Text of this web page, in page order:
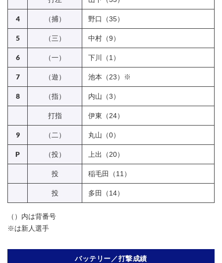
4 （捕） 野口（35）
5 （三） 中村（9）
6 （一） 下川（1）
7 （遊） 池本（23）※
8 （指） 内山（3）
打指 伊東（24）
9 （二） 丸山（0）
P （投） 上出（20）
投 稲毛田（11）
投 多田（14）
（）内は背番号
※は新人選手
バッテリー／打撃成績